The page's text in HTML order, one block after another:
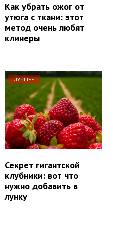
Как убрать ожог от
утюга с ткани: этот
метод очень любят
клинеры
ЛУЧШЕЕ
Секрет гигантской
клубники: вот что
нужно добавить в
лунку